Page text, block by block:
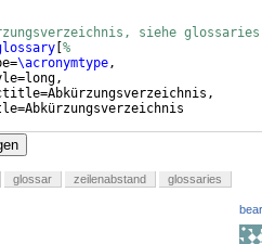
siehe
%
\acronymtype,
glossar zeilenabstand glossaries